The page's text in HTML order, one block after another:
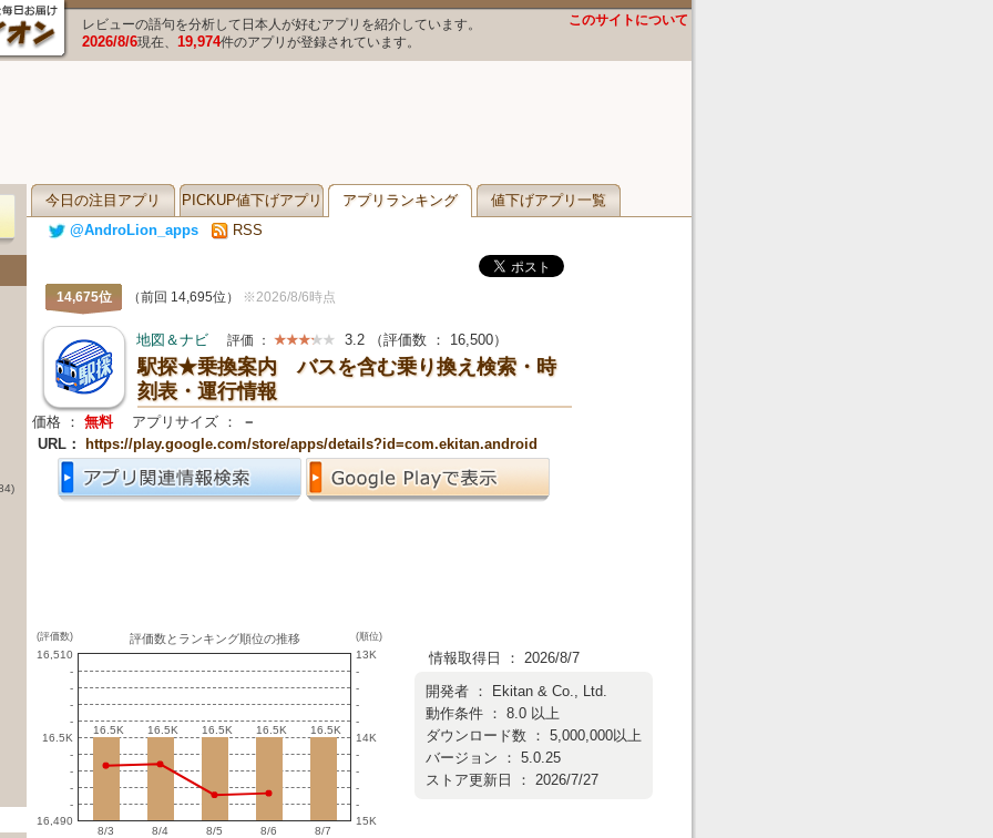
レビューの語句を分析して日本人が好むアプリを紹介しています。
2026/8/6現在、 19,974件のアプリが登録されています。
このサイトについて
今日の注目アプリ PICKUP値下げアプリ アプリランキング
値下げアプリ一覧
@AndroLion_apps
RSS
14,675位 （前回 14,695位） ※2026/8/6時点
地図＆ナビ 評価 ： 3.2 （評価数 ： 16,500）
駅探★乗換案内 バスを含む乗り換え検索・時
刻表・運行情報
価格 ： 無料 アプリサイズ ：
－
URL：
https://play.google.com/store/apps/details?id=com.ekitan.android
(評価数)
16,510
-
-
-
-
16.5K
-
-
-
-
16,490
評価数とランキング順位の推移
16.5K
16.5K 16.5K
16.5K 16.5K
16.5K 16.5K
16.5K 16.5K
16.5K
8/3 8/4 8/5 8/6 8/7
(順位)
13K
-
-
-
-
14K
-
-
-
-
15K
情報取得日 ： 2026/8/7
開発者 ：
Ekitan & Co., Ltd.
動作条件 ： 8.0 以上
ダウンロード数 ： 5,000,000以上
バージョン ： 5.0.25
ストア更新日 ： 2026/7/27